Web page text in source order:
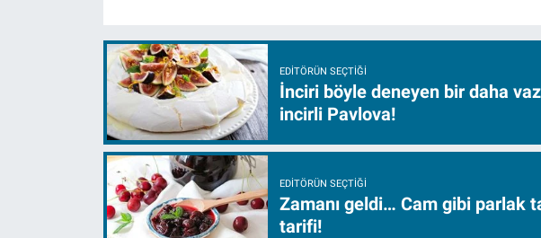
EDITÖRÜN SEÇTIĞI
İnciri böyle deneyen bir daha
incirli Pavlova!
EDITÖRÜN SEÇTIĞI
Zamanı geldi… Cam gibi parlak
tarifi!